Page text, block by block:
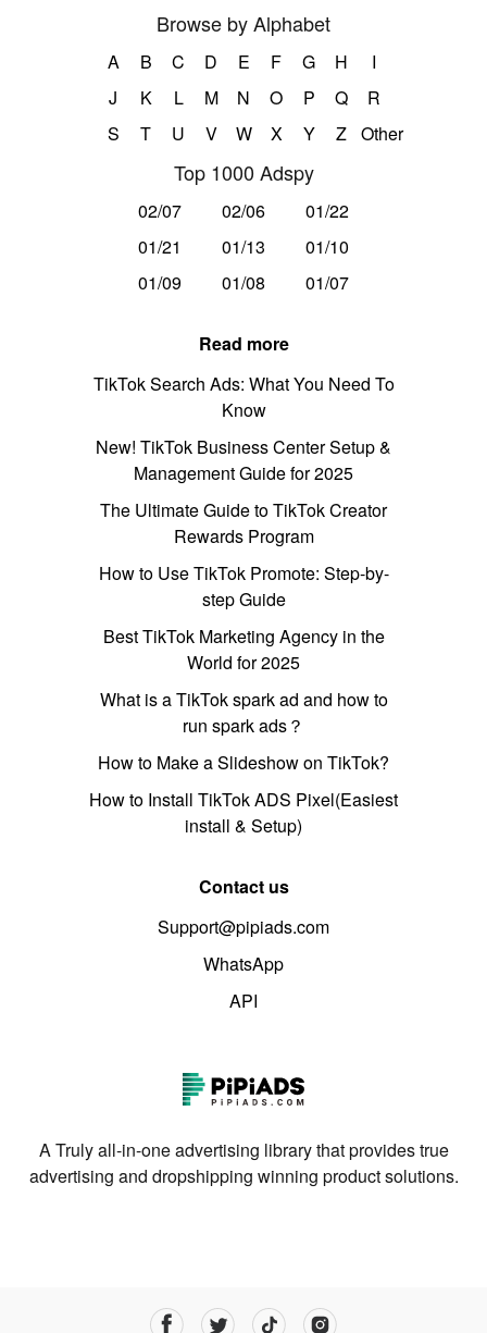
Browse by Alphabet
A B C D E F G H
I
J
K L M N O P Q
R
S
T U V W X Y Z Other
Top 1000 Adspy
02/07 02/06
01/22
01/21
01/13
01/10
01/09
01/08 01/07
Read more
TikTok Search Ads: What You Need To
Know
New! TikTok Business Center Setup &
Management Guide for 2025
The Ultimate Guide to TikTok Creator
Rewards Program
How to Use TikTok Promote: Step-by-
step Guide
Best TikTok Marketing Agency in the
World for 2025
What is a TikTok spark ad and how to
run spark ads？
How to Make a Slideshow on TikTok?
How to Install TikTok ADS Pixel(Easiest
install & Setup)
Contact us
Support@pipiads.com
WhatsApp
API
A Truly all-in-one advertising library that provides true
advertising and dropshipping winning product solutions.